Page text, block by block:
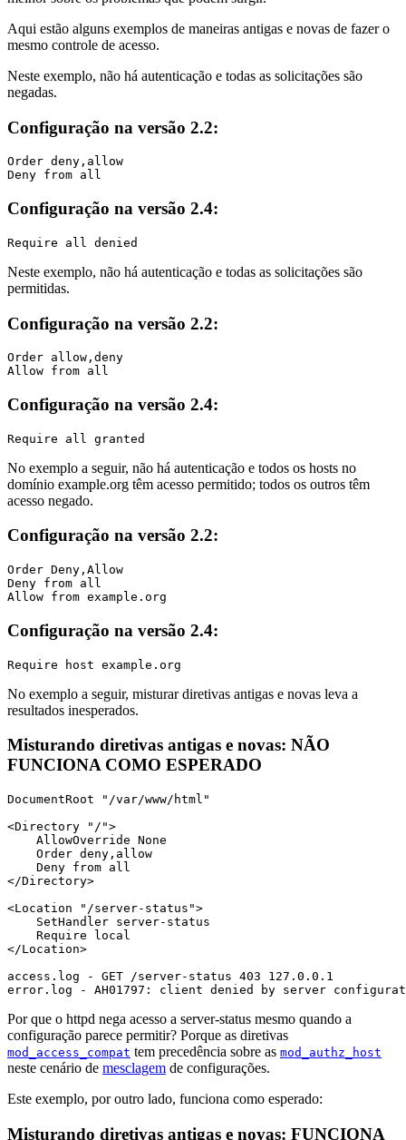
Aqui estão alguns exemplos de maneiras antigas e novas de fazer o
mesmo controle de acesso.
Neste exemplo, não há autenticação e todas as solicitações são
negadas.
Configuração na versão 2.2:
Order deny,allow
Deny from all
Configuração na versão 2.4:
Require all denied
Neste exemplo, não há autenticação e todas as solicitações são
permitidas.
Configuração na versão 2.2:
Order allow,deny
Allow from all
Configuração na versão 2.4:
Require all granted
No exemplo a seguir, não há autenticação e todos os hosts no
domínio example.org têm acesso permitido; todos os outros têm
acesso negado.
Configuração na versão 2.2:
Order Deny,Allow
Deny from all
Allow from example.org
Configuração na versão 2.4:
Require host example.org
No exemplo a seguir, misturar diretivas antigas e novas leva a
resultados inesperados.
Misturando diretivas antigas e novas: NÃO
FUNCIONA COMO ESPERADO
DocumentRoot "/var/www/html"
<Directory "/">
    AllowOverride None
    Order deny,allow
    Deny from all
</Directory>
<Location "/server-status">
    SetHandler server-status
    Require local
</Location>
access.log - GET /server-status 403 127.0.0.1
error.log - AH01797: client denied by server
Por que o httpd nega acesso a server-status mesmo quando a
configuração parece permitir? Porque as diretivas
mod_access_compat tem precedência sobre as mod_authz_host
neste cenário de mesclagem de configurações.
Este exemplo, por outro lado, funciona como esperado:
Misturando diretivas antigas e novas: FUNCIONA